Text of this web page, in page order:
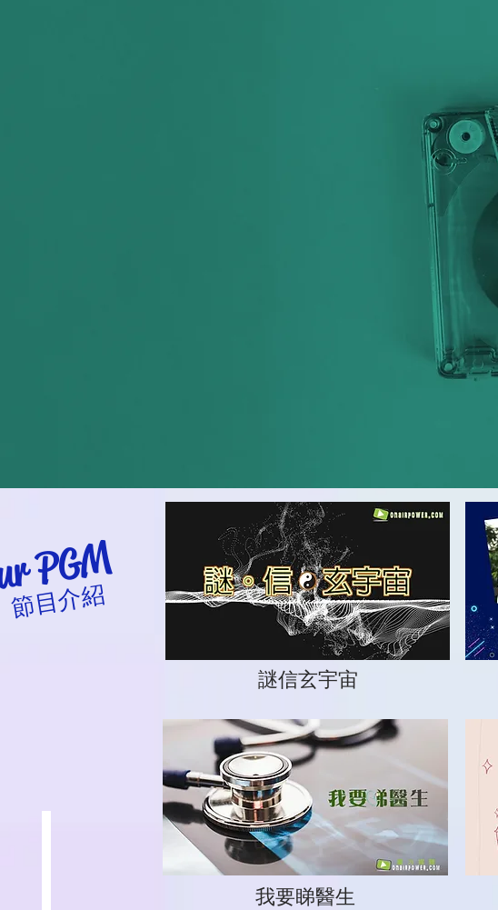
PGM
節目介紹
謎信玄宇宙
我要睇醫生